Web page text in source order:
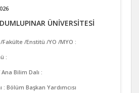
ÜNİVERSİTESİ
/Enstitü /YO /MYO :
:
Bilim Dalı :
: Bölüm Başkan Yardımcısı